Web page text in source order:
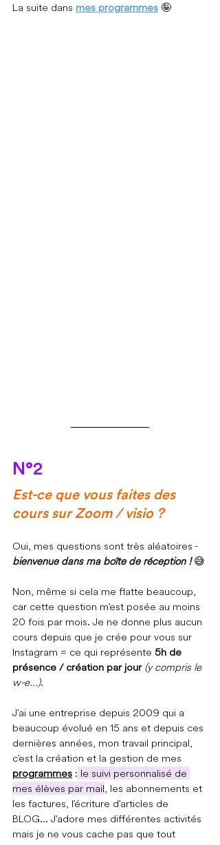
La suite dans mes programmes 🤪
N°2
Est-ce que vous faites des
cours sur Zoom / visio ?
Oui, mes questions sont très aléatoires -
bienvenue dans ma boîte de réception ! 😅
Non, même si cela me flatte beaucoup,
car cette question m'est posée au moins
20 fois par mois. Je ne donne plus aucun
cours depuis que je crée pour vous sur
Instagram = ce qui représente 5h de
présence / création par jour (y compris le
w-e...).
J'ai une entreprise depuis 2009 qui a
beaucoup évolué en 15 ans et depuis ces
dernières années, mon travail principal,
c'est la création et la gestion de mes
programmes : le suivi personnalisé de
mes élèves par mail , les abonnements et
les factures, l'écriture d'articles de
BLOG... J'adore mes différentes activités
mais je ne vous cache pas que tout